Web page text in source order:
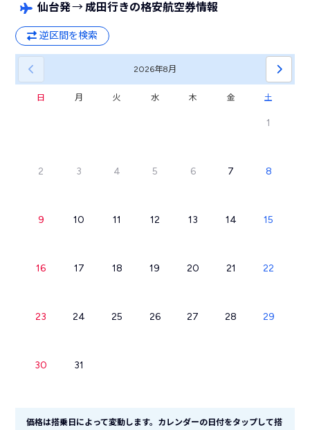
仙台発→成田行きの格安航空券情報
逆区間を検索
2026年8月
日 月 火 水 木 金 土
1
2 3 4 5 6 7 8
9 10 11 12 13 14 15
16 17 18 19 20 21 22
23 24 25 26 27 28 29
30 31
価格は搭乗日によって変動します。カレンダーの日付をタップして搭